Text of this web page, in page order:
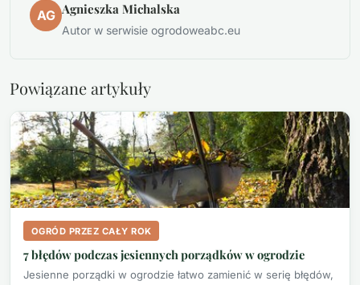
AG Agnieszka Michalska
Autor w serwisie ogrodoweabc.eu
Powiązane artykuły
OGRÓD PRZEZ CAŁY ROK
7 błędów podczas jesiennych porządków w ogrodzie
Jesienne porządki w ogrodzie łatwo zamienić w serię błędów,